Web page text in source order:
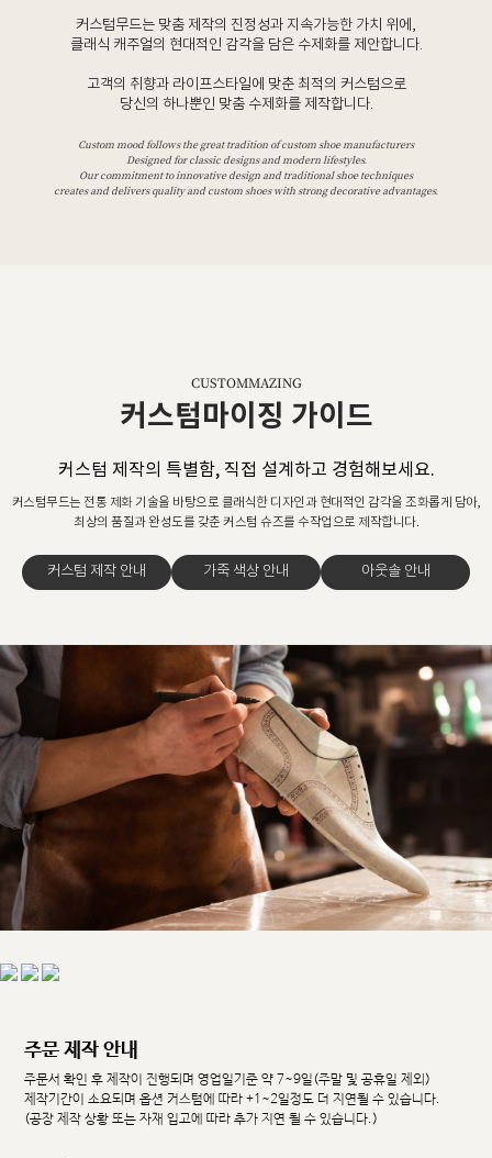
커스텀무드는 맞춤 제작의 진정성과 지속가능한 가치 위에,
클래식 캐주얼의 현대적인 감각을 담은 수제화를 제안합니다.
고객의 취향과 라이프스타일에 맞춘 최적의 커스텀으로
당신의 하나뿐인 맞춤 수제화를 제작합니다.
Custom mood follows the great tradition of custom shoe manufacturers
Designed for classic designs and modern lifestyles.
Our commitment to innovative design and traditional shoe techniques
creates and delivers quality and custom shoes with strong decorative advantages.
CUSTOMMAZING
커스텀마이징 가이드
커스텀 제작의 특별함, 직접 설계하고 경험해보세요.
커스텀무드는 전통 제화 기술을 바탕으로 클래식한 디자인과 현대적인 감각을 조화롭게 담아,
최상의 품질과 완성도를 갖춘 커스텀 슈즈를 수작업으로 제작합니다.
커스텀 제작 안내 가죽 색상 안내 아웃솔 안내
주문 제작 안내
주문서 확인 후 제작이 진행되며 영업일기준 약 7~9일(주말 및 공휴일 제외)
제작기간이 소요되며 옵션 커스텀에 따라 +1~2일정도 더 지연될 수 있습니다.
(공장 제작 상황 또는 자재 입고에 따라 추가 지연 될 수 있습니다.)